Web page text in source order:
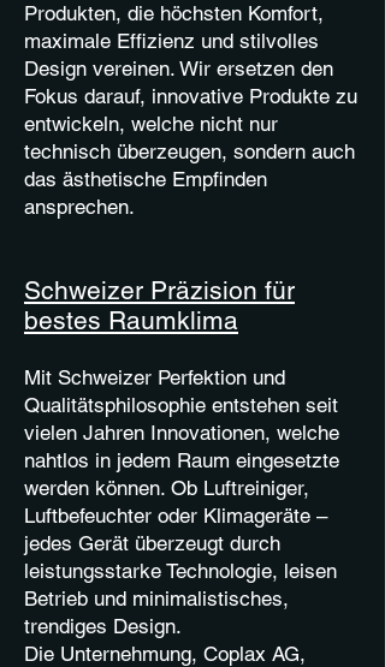
Produkten, die höchsten Komfort,
maximale Effizienz und stilvolles
Design vereinen. Wir ersetzen den
Fokus darauf, innovative Produkte zu
entwickeln, welche nicht nur
technisch überzeugen, sondern auch
das ästhetische Empfinden
ansprechen.
Schweizer Präzision für
bestes Raumklima
Mit Schweizer Perfektion und
Qualitätsphilosophie entstehen seit
vielen Jahren Innovationen, welche
nahtlos in jedem Raum eingesetzte
werden können. Ob Luftreiniger,
Luftbefeuchter oder Klimageräte –
jedes Gerät überzeugt durch
leistungsstarke Technologie, leisen
Betrieb und minimalistisches,
trendiges Design.
Die Unternehmung, Coplax AG,